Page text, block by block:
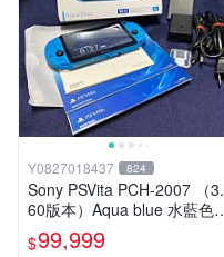
Y0827018437 824
Sony PSVita PCH-2007 （3.
60版本）Aqua blue 水藍色
掌機 二手美品
$99,999